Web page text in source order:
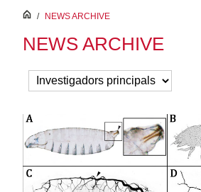
inici
/ NEWS ARCHIVE
NEWS ARCHIVE